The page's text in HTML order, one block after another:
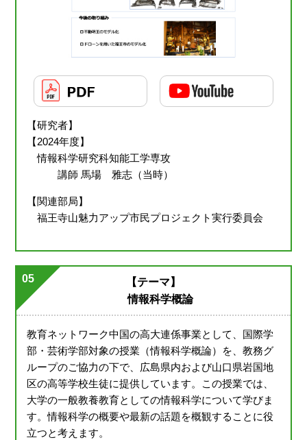
【研究者】
【2024年度】
情報科学研究科知能工学専攻
講師 馬場 雅志（当時）
【関連部局】
福王寺山魅力アップ市民プロジェクト実行委員会
05
【テーマ】
情報科学概論
教育ネットワーク中国の高大連係事業として、国際学
部・芸術学部対象の授業（情報科学概論）を、教務グ
ループのご協力の下で、広島県内および山口県岩国地
区の高等学校生徒に提供しています。この授業では、
大学の一般教養教育としての情報科学について学びま
す。情報科学の概要や最新の話題を概観することに役
立つと考えます。